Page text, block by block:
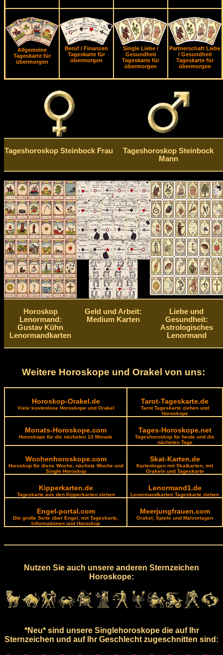
Allgemeine
Tageskarte für
übermorgen
Beruf / Finanzen
Tageskarte für
übermorgen
Single Liebe /
Gesundheit
Tageskarte für
übermorgen
Partnerschaft Liebe
/ Gesundheit
Tageskarte für
übermorgen
Tageshoroskop Steinbock Frau
Tageshoroskop Steinbock
Mann
Horoskop
Lenormand:
Gustav Kühn
Lenormandkarten
Geld und Arbeit:
Medium Karten
Liebe und
Gesundheit:
Astrologisches
Lenormand
Weitere Horoskope und Orakel von uns:
Horoskop-Orakel.de
Viele kostenlose Horoskope und Orakel
Tarot-Tageskarte.de
Tarot Tageskarte ziehen und
Horoskope
Monats-Horoskope.com
Horoskope für die nächsten 12 Monate
Tages-Horoskope.net
Tageshoroskop für heute und die
nächsten Tage
Wochenhoroskope.com
Horoskop für diese Woche, nächste Woche und
Single Horoskop
Skat-Karten.de
Kartenlegen mit Skatkarten, mit
Orakeln und Tageskarte
Kipperkarten.de
Tageskarte aus den Kipperkarten ziehen
Lenormand1.de
Lenormandkarten Tageskarte ziehen
Engel-portal.com
Die große Seite über Engel, mit Tageskarte,
Informationen und Horoskop
Meerjungfrauen.com
Orakel, Spiele und Malvorlagen
Nutzen Sie auch unsere anderen Sternzeichen
Horoskope:
*Neu* sind unsere Singlehoroskope die auf Ihr
Sternzeichen und auf Ihr Geschlecht zugeschnitten sind: